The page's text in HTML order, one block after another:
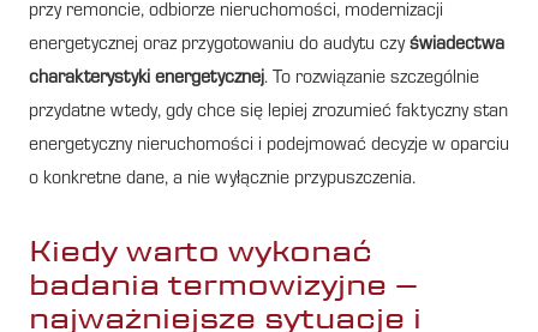
przy remoncie, odbiorze nieruchomości, modernizacji
energetycznej oraz przygotowaniu do audytu czyświadectwa
charakterystyki energetycznej. To rozwiązanie szczególnie
przydatne wtedy, gdy chce się lepiej zrozumieć faktyczny stan
energetyczny nieruchomości i podejmować decyzje w oparciu
o konkretne dane, a nie wyłącznie przypuszczenia.
Kiedy warto wykonać
badania termowizyjne –
najważniejsze sytuacje i